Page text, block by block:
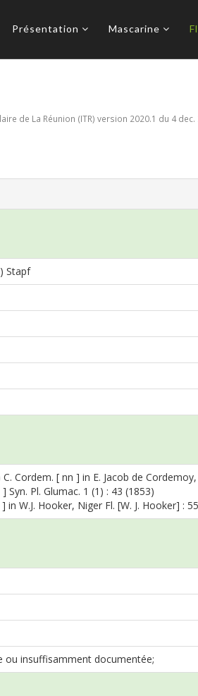
Présentation Mascarine
de La Réunion (ITR) version 2020.1 du 4 dec.
Stapf
Cordem. [ nn ] in E. Jacob de
Syn. Pl. Glumac. 1 (1) : 43 (1853)
W.J. Hooker, Niger Fl. [W. J. Hooker] :
insuffisamment documentée;